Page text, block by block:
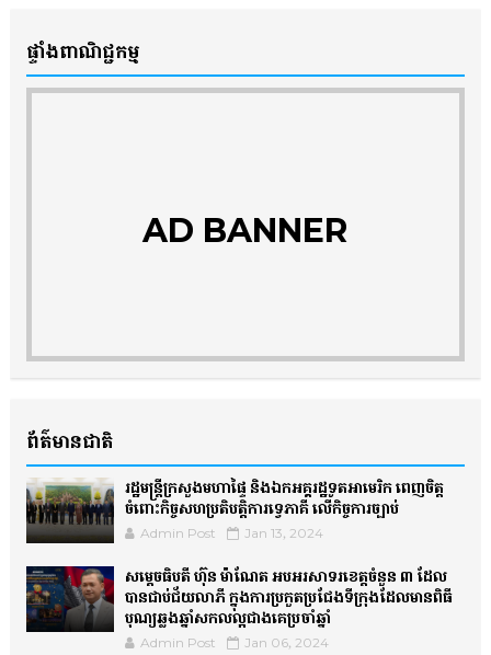
ផ្ទាំងពាណិជ្ជកម្ម
AD BANNER
ព័ត៌មានជាតិ
រដ្ឋមន្ត្រីក្រសួងមហាផ្ទៃ និងឯកអគ្គរដ្ឋទូតអាមេរិក ពេញចិត្ត
ចំពោះកិច្ចសហប្រតិបត្តិការទ្វេភាគី លើកិច្ចការច្បាប់
Admin Post Jan 13, 2024
សម្តេចធិបតី ហ៊ុន ម៉ាណែត អបអរសាទរខេត្តចំនួន ៣ ដែល
បានជាប់ជ័យលាភី ក្នុងការប្រកួតប្រជែងទីក្រុងដែលមានពិធី
បុណ្យឆ្លងឆ្នាំសកលល្អជាងគេប្រចាំឆ្នាំ
Admin Post Jan 06, 2024